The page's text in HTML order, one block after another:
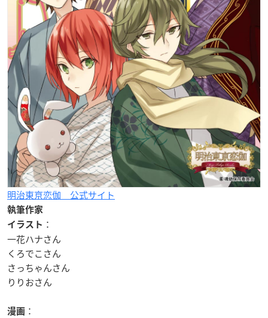
明治東亰恋伽 公式サイト
執筆作家
イラスト ：
一花ハナさん
くろでこさん
さっちゃんさん
りりおさん
漫画 ：